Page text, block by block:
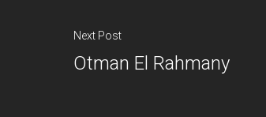
Next Post
Otman El Rahmany